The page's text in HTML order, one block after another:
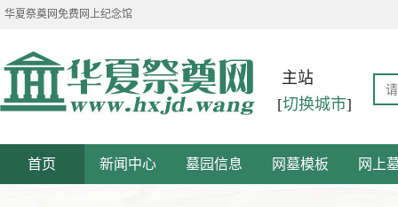
华夏祭奠网免费网上纪念馆
主站
[切换城市]
首页 新闻中心 墓园信息 网墓模板 网上